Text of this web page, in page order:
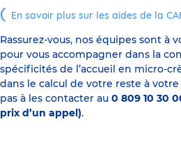
En savoir plus sur les aides de la
Rassurez-vous, nos équipes sont à
pour vous accompagner dans la
spécificités de l’accueil en micro-
dans le calcul de votre reste à
pas à les contacter au 0 809 10 30
prix d’un appel).